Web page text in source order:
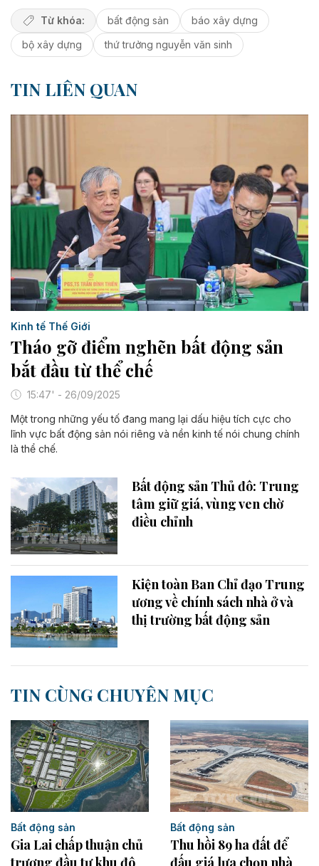
Từ khóa: bất động sản
báo xây dựng
bộ xây dựng
thứ trưởng nguyễn văn sinh
TIN LIÊN QUAN
Kinh tế Thế Giới
Tháo gỡ điểm nghẽn bất động sản
bắt đầu từ thể chế
15:47' - 26/09/2025
Một trong những yếu tố đang mang lại dấu hiệu tích cực cho
lĩnh vực bất động sản nói riêng và nền kinh tế nói chung chính
là thể chế.
Bất động sản Thủ đô: Trung
tâm giữ giá, vùng ven chờ
điều chỉnh
Kiện toàn Ban Chỉ đạo Trung
ương về chính sách nhà ở và
thị trường bất động sản
TIN CÙNG CHUYÊN MỤC
Bất động sản
Gia Lai chấp thuận chủ
Bất động sản
Thu hồi 89 ha đất để
đấu giá lựa chọn nhà